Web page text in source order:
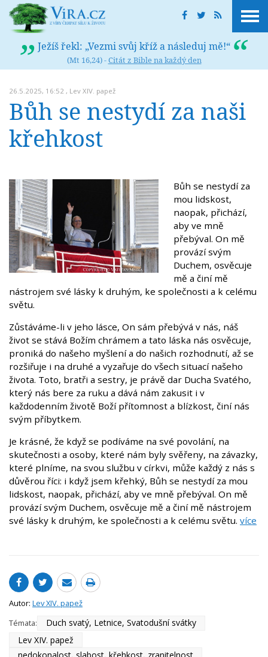
Ježíš řekl: „Vezmi svůj kříž a následuj mě!“
(Mt 16,24) -Citát z Bible na každý den
26.5.2025, 16:52 , Lev XIV. papež
Bůh se nestydí za naši
křehkost
Bůh se nestydí za
mou lidskost,
naopak, přichází,
aby ve mně
přebýval. On mě
provází svým
Duchem, osvěcuje
mě a činí mě
nástrojem své lásky k druhým, ke společnosti a k celému
světu.
Zůstáváme-li v jeho lásce, On sám přebývá v nás, náš
život se stává Božím chrámem a tato láska nás osvěcuje,
proniká do našeho myšlení a do našich rozhodnutí, až se
rozšiřuje i na druhé a vyzařuje do všech situací našeho
života. Toto, bratři a sestry, je právě dar Ducha Svatého,
který nás bere za ruku a dává nám zakusit i v
každodenním životě Boží přítomnost a blízkost, činí nás
svým příbytkem.
Je krásné, že když se podíváme na své povolání, na
skutečnosti a osoby, které nám byly svěřeny, na závazky,
které plníme, na svou službu v církvi, může každý z nás s
důvěrou říci: i když jsem křehký, Bůh se nestydí za mou
lidskost, naopak, přichází, aby ve mně přebýval. On mě
provází svým Duchem, osvěcuje mě a činí mě nástrojem
své lásky k druhým, ke společnosti a k celému světu. více
Autor: Lev XIV. papež
Témata:
Duch svatý, Letnice, Svatodušní svátky
Lev XIV. papež